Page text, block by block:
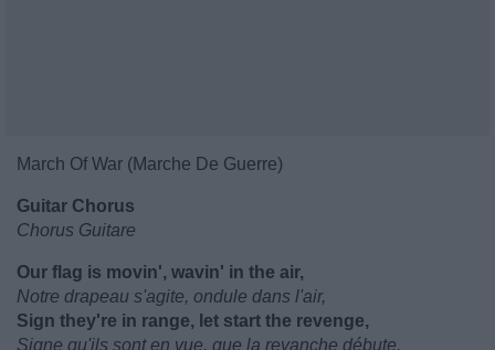
March Of War (Marche De Guerre)
Guitar Chorus
Chorus Guitare
Our flag is movin', wavin' in the air,
Notre drapeau s'agite, ondule dans l'air,
Sign they're in range, let start the revenge,
Signe qu'ils sont en vue, que la revanche débute,